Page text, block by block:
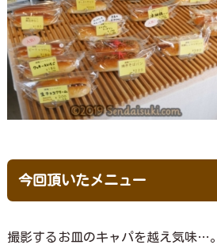
今回頂いたメニュー
撮影するお皿のキャパを越え気味…。